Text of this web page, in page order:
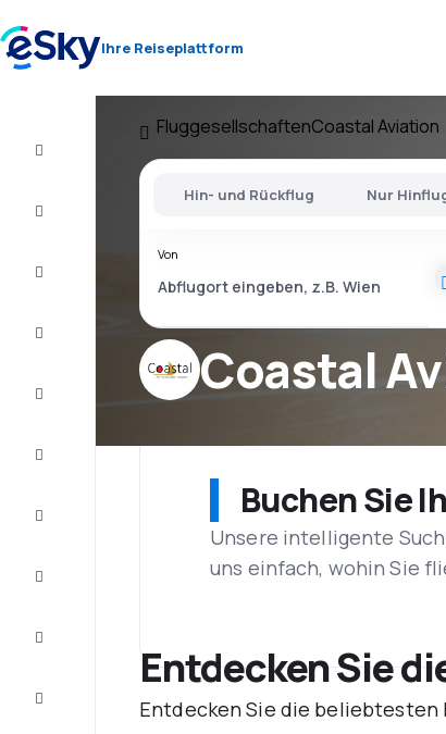
Ihre Reiseplattform
Kundenservice
FluggesellschaftenCoastal Aviation
Coastal
Hin- und Rückflug Nur
Von
Buchen Sie
Unsere intelligente
uns einfach, wohin Sie
Entdecken Sie
Entdecken Sie die beliebtesten